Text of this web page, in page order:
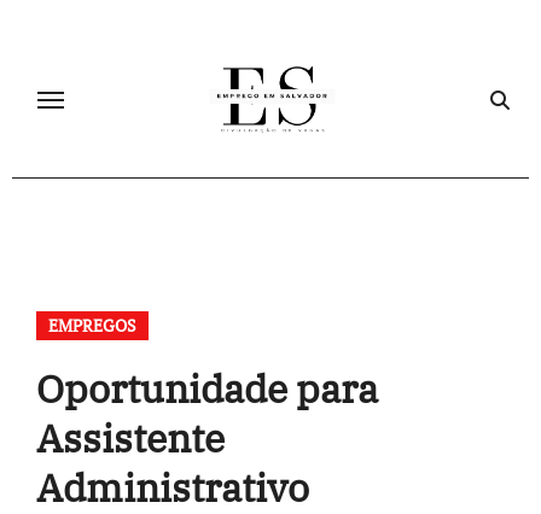
EMPREGOS
Oportunidade para
Assistente
Administrativo